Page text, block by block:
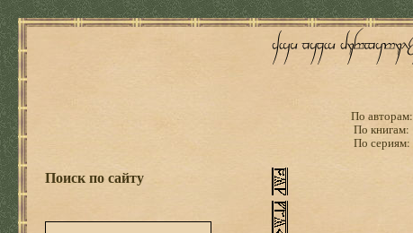
По авторам:
По книгам:
По сериям:
Поиск по сайту